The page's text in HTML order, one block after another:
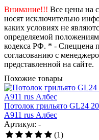
Внимание!!! Все цены на
носят исключительно
каких условиях не
определяемой
кодекса РФ. * - Спеццена
согласованию с
представленной на сайте.
Похожие товары
Потолок грильято GL24
А911 rus Албес
Артикул: -
(1)